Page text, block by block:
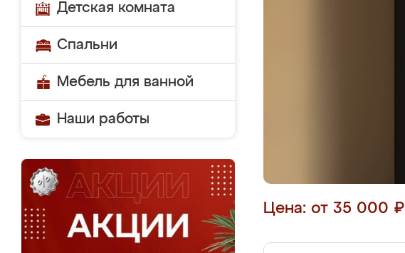
Детская комната
Спальни
Мебель для ванной
Наши работы
Цена: от 35 000 ₽